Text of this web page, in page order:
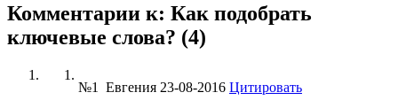
Комментарии к: Как подобрать
ключевые слова? (4)
№1 Евгения 23-08-2016 Цитировать